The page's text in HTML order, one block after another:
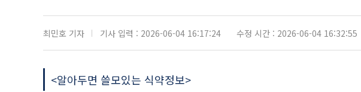
최민호 기자 기사 입력 : 2026-06-04 16:17:24 수정 시간 : 2026-06-04 16:32:55
<알아두면 쓸모있는 식약정보>